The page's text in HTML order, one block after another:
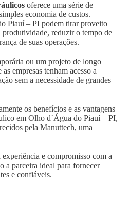
oferece uma série de
economia de custos.
Piauí – PI podem tirar proveito
produtividade, reduzir o tempo de
de suas operações.
ou um projeto de longo
empresas tenham acesso a
sem a necessidade de grandes
os benefícios e as vantagens
em Olho d`Água do Piauí – PI,
pela Manuttech, uma
e compromisso com a
a parceira ideal para fornecer
e confiáveis.